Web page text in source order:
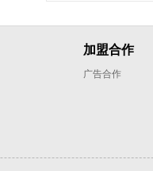
加盟合作
广告合作